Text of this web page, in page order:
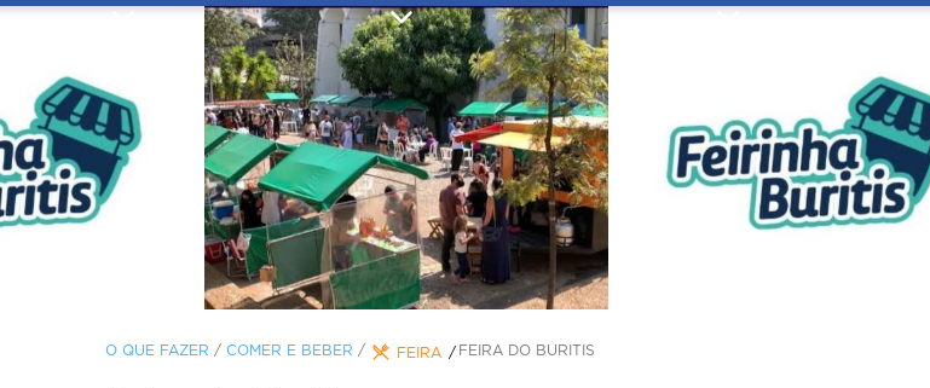
O QUE FAZER / COMER E BEBER / FEIRA FEIRA DO BURITIS